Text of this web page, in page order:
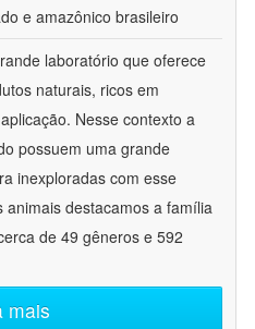
e amazônico brasileiro
laboratório que oferece
naturais, ricos em
Nesse contexto a
possuem uma grande
inexploradas com esse
destacamos a família
de 49 gêneros e 592
mais